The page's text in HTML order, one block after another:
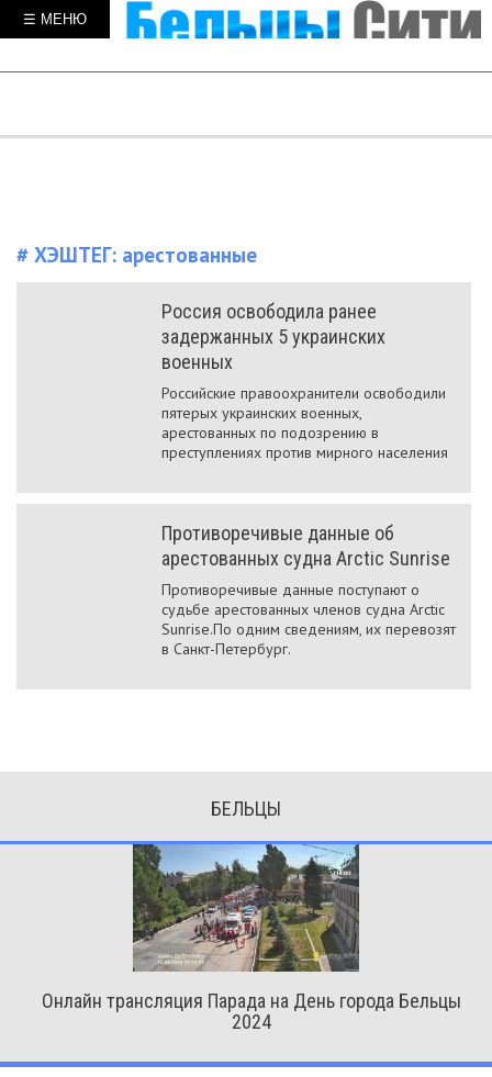
☰ МЕНЮ
# ХЭШТЕГ: арестованные
Россия освободила ранее
задержанных 5 украинских
военных
Российские правоохранители освободили
пятерых украинских военных,
арестованных по подозрению в
преступлениях против мирного населения
Противоречивые данные об
арестованных судна Arctic Sunrise
Противоречивые данные поступают о
судьбе арестованных членов судна Arctic
Sunrise.По одним сведениям, их перевозят
в Санкт-Петербург.
БЕЛЬЦЫ
Онлайн трансляция Парада на День города Бельцы
2024